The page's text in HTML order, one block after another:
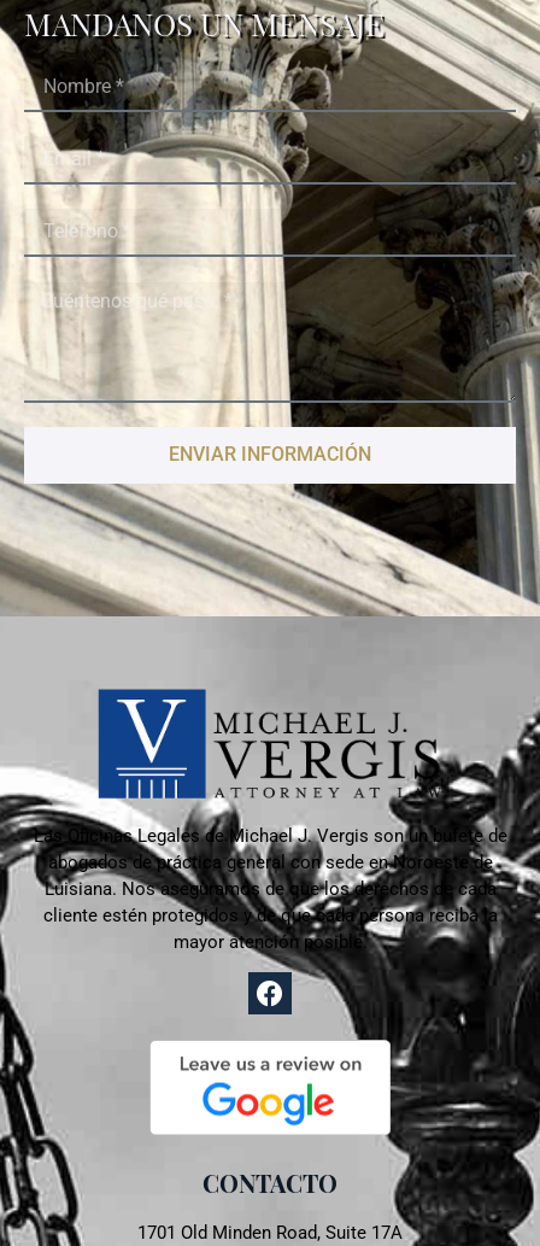
MANDANOS UN MENSAJE
ENVIAR INFORMACIÓN
Las Oficinas Legales de Michael J. Vergis son un bufete de
abogados de práctica general con sede enNoroeste de
Luisiana. Nos aseguramos de que los derechos de cada
cliente estén protegidos y de que cada persona reciba la
mayor atención posible.
CONTACTO
1701 Old Minden Road, Suite 17A